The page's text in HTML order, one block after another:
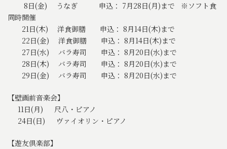
8日(金) うなぎ 申込： 7月28日(月)まで ※ソフト食
同時開催
21日(木) 洋食御膳 申込： 8月14日(木)まで
22日(金) 洋食御膳 申込： 8月14日(木)まで
27日(水) バラ寿司 申込： 8月20日(水)まで
28日(木) バラ寿司 申込： 8月20日(水)まで
29日(金) バラ寿司 申込： 8月20日(水)まで
【壁画前音楽会】
11日(月) 尺八・ピアノ
24日(日) ヴァイオリン・ピアノ
【遊友倶楽部】